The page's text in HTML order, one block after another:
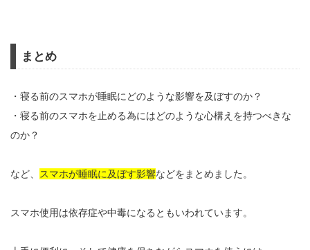
まとめ
・寝る前のスマホが睡眠にどのような影響を及ぼすのか？
・寝る前のスマホを止める為にはどのような心構えを持つべきな
のか？
など、 スマホが睡眠に及ぼす影響などをまとめました。
スマホ使用は依存症や中毒になるともいわれています。